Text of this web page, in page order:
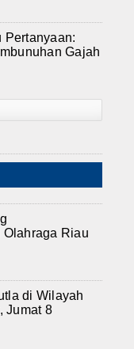
Pertanyaan:
Gajah
Olahraga Riau
di Wilayah
Jumat 8